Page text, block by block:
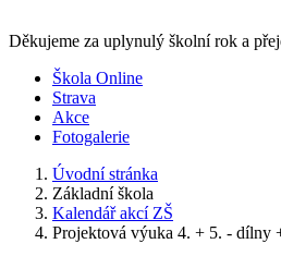
Děkujeme za uplynulý školní rok a
Škola Online
Strava
Akce
Fotogalerie
Úvodní stránka
Základní škola
Kalendář akcí ZŠ
Projektová výuka 4. + 5. - dílny